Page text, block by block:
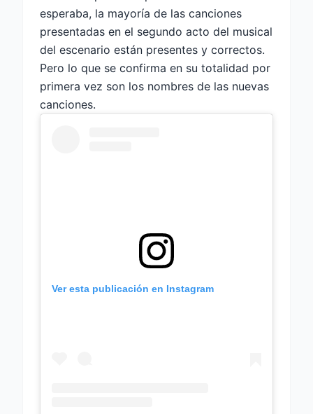
esperaba, la mayoría de las canciones
presentadas en el segundo acto del musical
del escenario están presentes y correctos.
Pero lo que se confirma en su totalidad por
primera vez son los nombres de las nuevas
canciones.
Ver esta publicación en Instagram